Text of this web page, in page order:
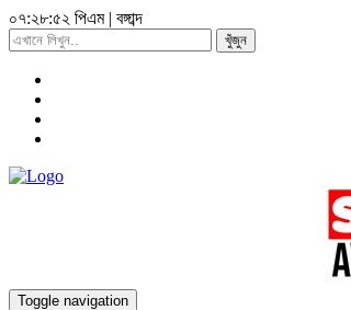
০৭:২৮:৫৩ পিএম| বঙ্গাব্দ
খুঁজুন
Toggle navigation